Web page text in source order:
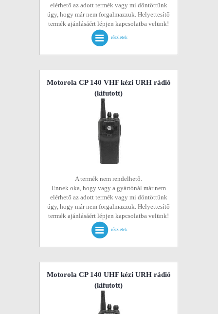
elérhető az adott termék vagy mi döntöttünk
úgy, hogy már nem forgalmazzuk. Helyettesítő
termék ajánlásáért lépjen kapcsolatba velünk!
részletek
Motorola CP 140 VHF kézi URH rádió
(kifutott)
A termék nem rendelhető.
Ennek oka, hogy vagy a gyártónál már nem
elérhető az adott termék vagy mi döntöttünk
úgy, hogy már nem forgalmazzuk. Helyettesítő
termék ajánlásáért lépjen kapcsolatba velünk!
részletek
Motorola CP 140 UHF kézi URH rádió
(kifutott)